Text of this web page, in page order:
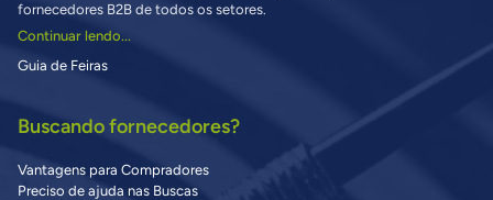
fornecedores B2B de todos os setores.
Continuar lendo...
Guia de Feiras
Buscando fornecedores?
Vantagens para Compradores
Preciso de ajuda nas Buscas